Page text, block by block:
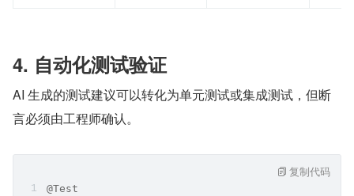
4. 自动化测试验证
AI 生成的测试建议可以转化为单元测试或集成测试，但断
言必须由工程师确认。
@Test
复制代码